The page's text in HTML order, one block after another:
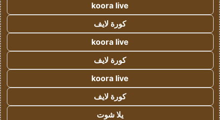
koora live
كورة لايف
koora live
كورة لايف
koora live
كورة لايف
يلا شوت